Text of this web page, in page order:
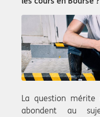
La question mérite
abondent au